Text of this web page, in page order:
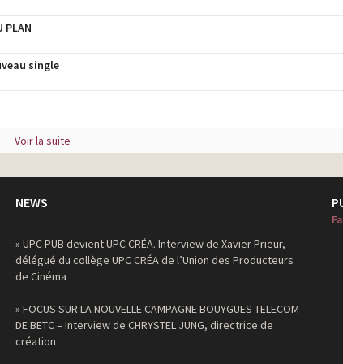
PLAN
single
Voir la suite
NEWS
» UPC PUB devient UPC CRÉA. Interview de Xavier Prieur,
délégué du collège UPC CRÉA de l’Union des Producteurs
de Cinéma
» FOCUS SUR LA NOUVELLE CAMPAGNE BOUYGUES TELECOM
DE BETC – Interview de CHRYSTEL JUNG, directrice de
création